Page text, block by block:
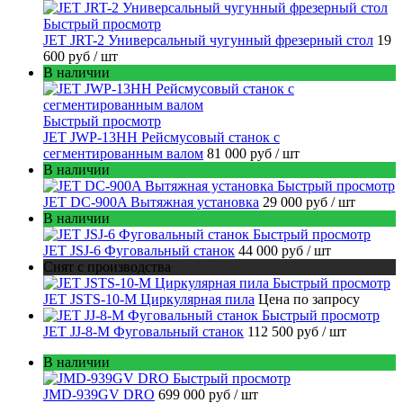
Быстрый просмотр
JET JRT-2 Универсальный чугунный фрезерный стол 19
600 руб / шт
В наличии
Быстрый просмотр
JET JWP-13HH Рейсмусовый станок с
сегментированным валом 81 000 руб / шт
В наличии
Быстрый просмотр
JET DC-900A Вытяжная установка 29 000 руб / шт
В наличии
Быстрый просмотр
JET JSJ-6 Фуговальный станок 44 000 руб / шт
Снят с производства
Быстрый просмотр
JET JSTS-10-M Циркулярная пила Цена по запросу
Быстрый просмотр
JET JJ-8-M Фуговальный станок 112 500 руб / шт
В наличии
Быстрый просмотр
JMD-939GV DRO 699 000 руб / шт